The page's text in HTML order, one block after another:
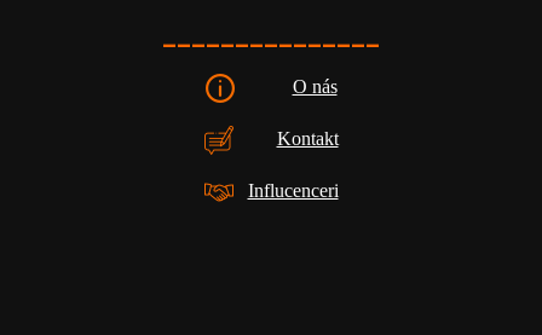
_______________
O nás
Kontakt
Influcenceri